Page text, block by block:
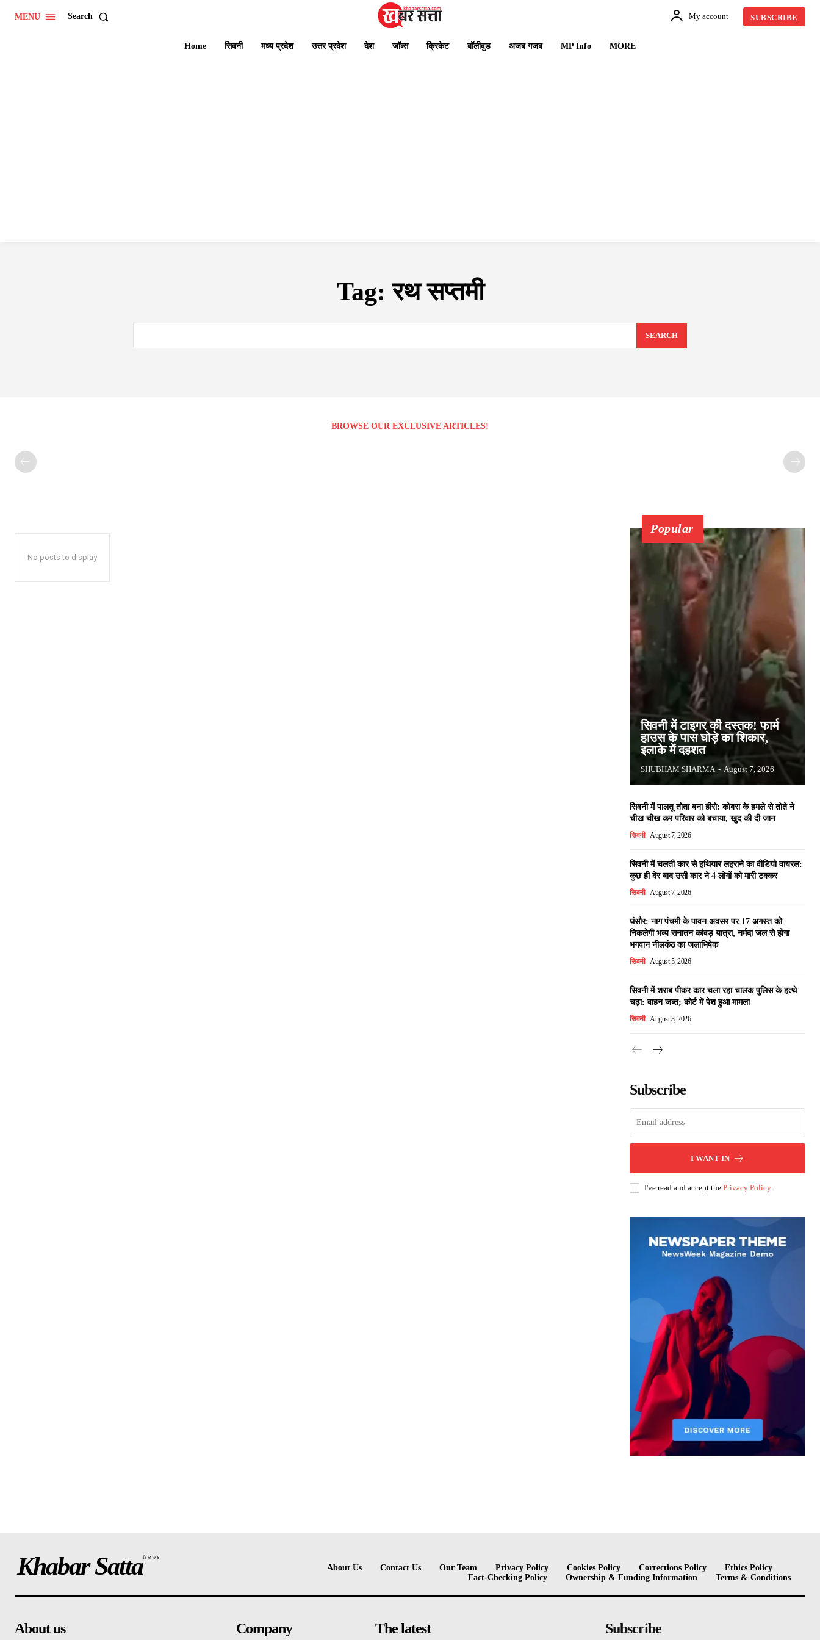
MENU Search My account SUBSCRIBE
Home सिवनी मध्य प्रदेश उत्तर प्रदेश देश जॉब्स क्रिकेट बॉलीवुड अजब गजब MP Info MORE
Tag:रथ सप्तमी
SEARCH
BROWSE OUR EXCLUSIVE ARTICLES!
No posts to display
Popular
सिवनी में टाइगर की दस्तक! फार्म
हाउस के पास घोड़े का शिकार,
इलाके में दहशत
SHUBHAM SHARMA - August 7, 2026
सिवनी में पालतू तोता बना हीरो: कोबरा के हमले से तोते ने
चीख चीख कर परिवार को बचाया, खुद की दी जान
सिवनी August 7, 2026
सिवनी में चलती कार से हथियार लहराने का वीडियो वायरल:
कुछ ही देर बाद उसी कार ने 4 लोगों को मारी टक्कर
सिवनी August 7, 2026
घंसौर: नाग पंचमी के पावन अवसर पर 17 अगस्त को
निकलेगी भव्य सनातन कांवड़ यात्रा, नर्मदा जल से होगा
भगवान नीलकंठ का जलाभिषेक
सिवनी August 5, 2026
सिवनी में शराब पीकर कार चला रहा चालक पुलिस के हत्थे
चढ़ा: वाहन जब्त; कोर्ट में पेश हुआ मामला
सिवनी August 3, 2026
Subscribe
I WANT IN
I've read and accept the Privacy Policy.
Khabar SattaNews
About Us Contact Us Our Team Privacy Policy Cookies Policy Corrections Policy
Ethics Policy
Fact-Checking Policy
Ownership & Funding Information Terms & Conditions
About us Company The latest Subscribe